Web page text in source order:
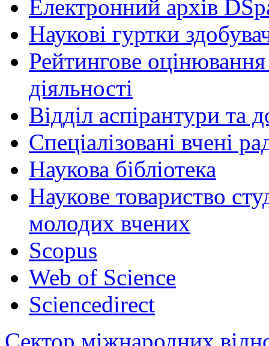
Електронний архів
Наукові гуртки
Рейтингове оцінювання
діяльності
Відділ аспірантури та
Спеціалізовані вчені
Наукова бібліотека
Наукове товариство
молодих вчених
Scopus
Web of Science
Sciencedirect
Сектор міжнародних